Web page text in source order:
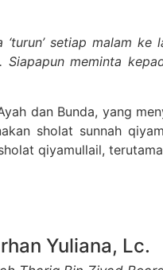
‘turun’ setiap malam
meminta
dan Bunda, yang
sholat sunnah
qiyamullail,
Yuliana, Lc.